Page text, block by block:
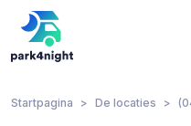
Startpagina De locaties